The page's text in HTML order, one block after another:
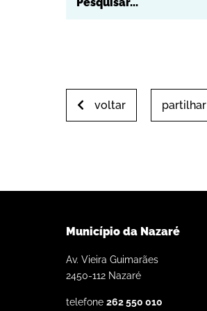
voltar partilhar
Município da Nazaré
Av. Vieira Guimarães
2450-112 Nazaré
telefone 262 550 010